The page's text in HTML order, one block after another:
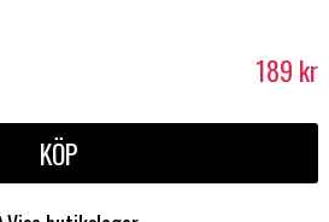
189 kr
KÖP